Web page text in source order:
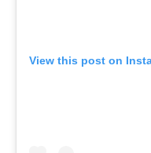
View this post on